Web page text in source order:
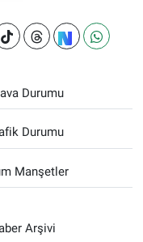
Durumu
Durumu
Manşetler
Arşivi